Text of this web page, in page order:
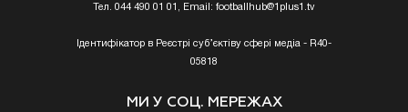
Тел. 044 490 01 01, Email: footballhub@1plus1.tv
Ідентифікатор в Реєстрі суб’єктіву сфері медіа - R40-
05818
МИ У СОЦ. МЕРЕЖАХ